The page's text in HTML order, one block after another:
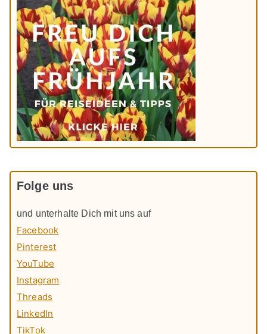
Folge uns
und unterhalte Dich mit uns auf
Facebook
Pinterest
YouTube
Instagram
Threads
LinkedIn
TikTok